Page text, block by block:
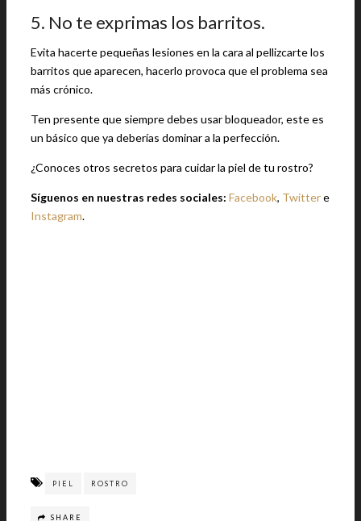
5. No te exprimas los barritos.
Evita hacerte pequeñas lesiones en la cara al pellizcarte los
barritos que aparecen, hacerlo provoca que el problema sea
más crónico.
Ten presente que siempre debes usar bloqueador, este es
un básico que ya deberías dominar a la perfección.
¿Conoces otros secretos para cuidar la piel de tu rostro?
Síguenos en nuestras redes sociales: Facebook, Twittere
Instagram.
PIEL ROSTRO
SHARE